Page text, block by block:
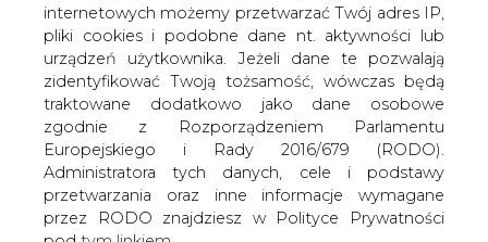
internetowych możemy przetwarzać Twój adres IP,
pliki cookies i podobne dane nt. aktywności lub
urządzeń użytkownika. Jeżeli dane te pozwalają
zidentyfikować Twoją tożsamość, wówczas będą
traktowane dodatkowo jako dane osobowe
zgodnie z Rozporządzeniem Parlamentu
Europejskiego i Rady 2016/679 (RODO).
Administratora tych danych, cele i podstawy
przetwarzania oraz inne informacje wymagane
przez RODO znajdziesz w Polityce Prywatności